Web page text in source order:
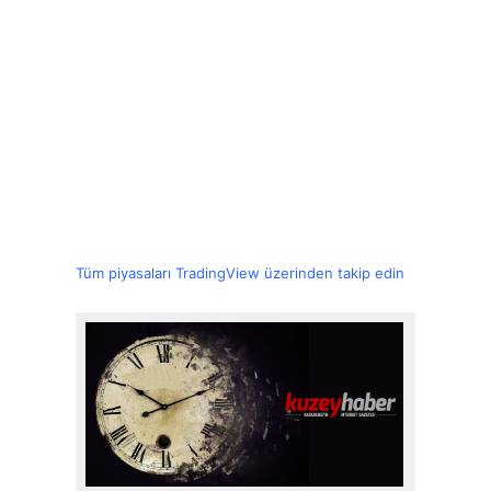
Tüm piyasaları TradingView üzerinden takip edin